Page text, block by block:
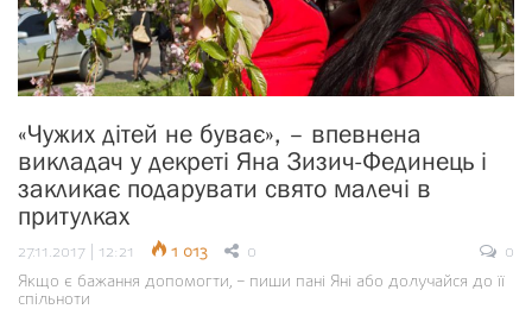
«Чужих дітей не буває», – впевнена
викладач у декреті Яна Зизич-Фединець і
закликає подарувати свято малечі в
притулках
27.11.2017 | 12:21 1 013 0
0
Якщо є бажання допомогти, – пиши пані Яні або долучайся до її
спільноти